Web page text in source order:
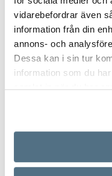
vidarebefordrar även
information från din
annons- och
Dessa kan i sin tur
information som du
samlat in när du har
Flickor
Ellen